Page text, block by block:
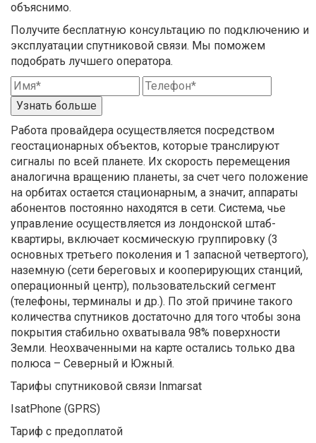
объяснимо.
Получите бесплатную консультацию по подключению и
эксплуатации спутниковой связи. Мы поможем
подобрать лучшего оператора.
Узнать больше
Работа провайдера осуществляется посредством
геостационарных объектов, которые транслируют
сигналы по всей планете. Их скорость перемещения
аналогична вращению планеты, за счет чего положение
на орбитах остается стационарным, а значит, аппараты
абонентов постоянно находятся в сети. Система, чье
управление осуществляется из лондонской штаб-
квартиры, включает космическую группировку (3
основных третьего поколения и 1 запасной четвертого),
наземную (сети береговых и кооперирующих станций,
операционный центр), пользовательский сегмент
(телефоны, терминалы и др.). По этой причине такого
количества спутников достаточно для того чтобы зона
покрытия стабильно охватывала 98% поверхности
Земли. Неохваченными на карте остались только два
полюса – Северный и Южный.
Тарифы спутниковой связи Inmarsat
IsatPhone (GPRS)
Тариф с предоплатой